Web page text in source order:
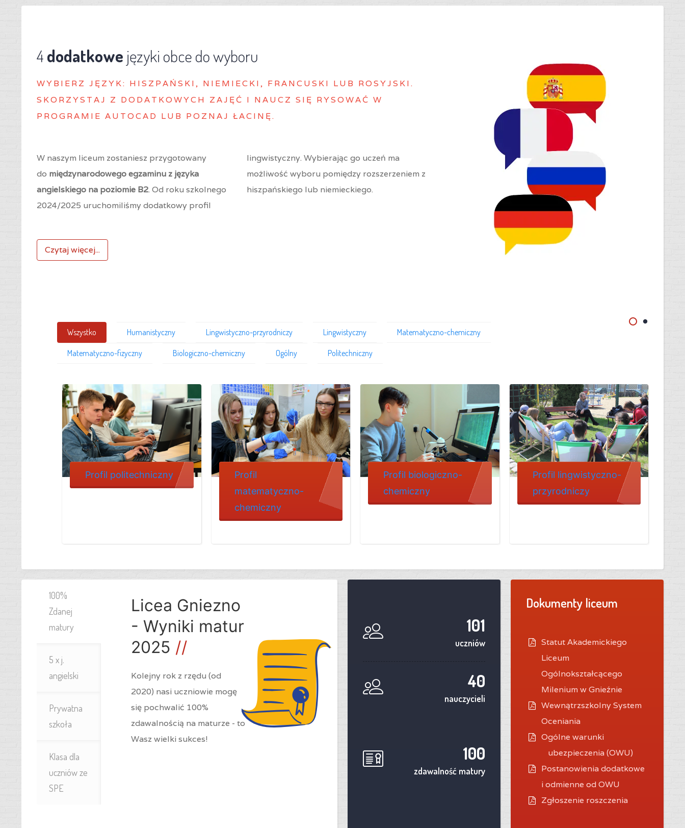
4dodatkowe języki obce do wyboru
WYBIERZ J ĘZYK: HISZPAŃSKI, NIEMIECKI, FRANCUSKI LUB ROSYJSKI.
SKORZYSTAJ Z DODATKOWYCH ZAJĘĆ I NAUCZ SIĘ RYSOWAĆ W
PROGRAMIE AUTOCAD LUB POZNAJ ŁACINĘ.
W naszym liceum zostaniesz przygotowany
do międzynarodowego egzaminu z języka
angielskiego na poziomie B2. Od roku szkolnego
2024/2025 uruchomiliśmy dodatkowy profil
lingwistyczny. Wybierając go uczeń ma
możliwość wyboru pomiędzy rozszerzeniem z
hiszpańskiego lub niemieckiego.
Czytaj więcej...
Wszystko Humanistyczny Lingwistyczno-przyrodniczy Lingwistyczny Matematyczno-chemiczny
Matematyczno-fizyczny Biologiczno-chemiczny Ogólny Politechniczny
Profil politechniczny
Profil
matematyczno-
chemiczny
Profil biologiczno-
chemiczny
Profil lingwistyczno-
przyrodniczy
100%
Zdanej
matury
5 x j.
angielski
Prywatna
szkoła
Klasa dla
uczniów ze
SPE
Licea Gniezno
- Wyniki matur
2025
Kolejny rok z rzędu (od
2020) nasi uczniowie mogę
się pochwalić 100%
zdawalnością na maturze - to
Wasz wielki sukces!
101
uczniów
40
nauczycieli
100
zdawalność matury
Dokumenty liceum
Statut Akademickiego
Liceum
Ogólnokształcącego
Milenium w Gnieźnie
Wewnątrzszkolny System
Oceniania
Ogólne warunki
ubezpieczenia (OWU)
Postanowienia dodatkowe
i odmienne od OWU
Zgłoszenie roszczenia